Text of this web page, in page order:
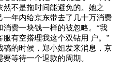
然不是拖时间能避免的。她之
一年内给京东带去了几十万消费
费一块钱一样的被忽略。“我
有空搭理我这个双钻用 户。”
稿的时候，郑小姐发来消息，京
等待一个退款的周期。